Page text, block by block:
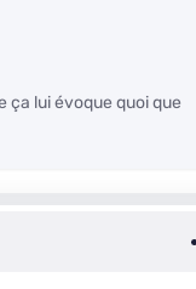
ça lui évoque quoi que